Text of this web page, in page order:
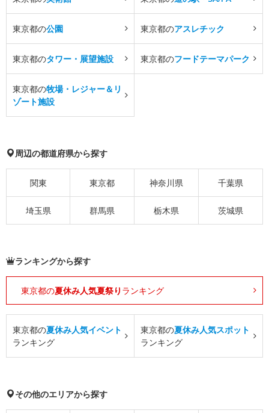
東京都の公園 東京都のアスレチック
東京都のタワー・展望施設 東京都のフードテーマパーク
東京都の牧場・レジャー＆リ
ゾート施設
周辺の都道府県から探す
関東 東京都 神奈川県 千葉県
埼玉県 群馬県 栃木県 茨城県
ランキングから探す
東京都の夏休み人気夏祭り ランキング
東京都の夏休み人気イベント
ランキング
東京都の夏休み人気スポット
ランキング
その他のエリアから探す